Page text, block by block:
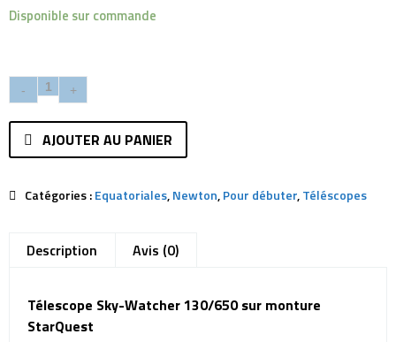
Disponible sur commande
AJOUTER AU PANIER
Catégories :Equatoriales,Newton,Pour débuter,Téléscopes
Description Avis (0)
Télescope Sky-Watcher 130/650 sur monture
StarQuest